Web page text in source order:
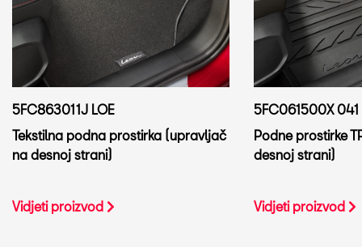
5FC863011J LOE
Tekstilna podna prostirka (upravljač
na desnoj strani)
Vidjeti proizvod
5FC061500X 041
Podne prostirke
desnoj strani)
Vidjeti proizvod